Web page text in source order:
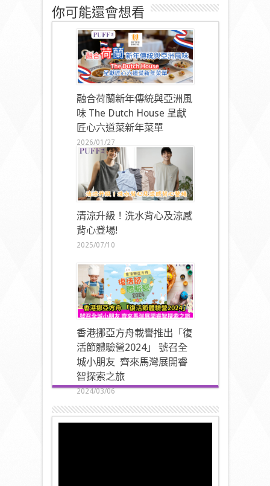
你可能還會想看
融合荷蘭新年傳統與亞洲風
味 The Dutch House 呈獻
匠心六道菜新年菜單
2026/01/27
清涼升級！洗水背心及涼感
背心登場!
2025/07/10
香港挪亞方舟載譽推出「復
活節體驗營2024」 號召全
城小朋友 齊來馬灣展開睿
智探索之旅
2024/03/06